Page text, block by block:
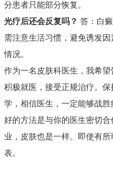
分患者只能部分恢复。
光疗后还会反复吗？ 答：白
需注意生活习惯，避免诱发
情况。
作为一名皮肤科医生，我希
积极就医，接受正规治疗。
学，相信医生，一定能够战
好的方法是与你的医生密切
业，皮肤也是一样。即使有
表。